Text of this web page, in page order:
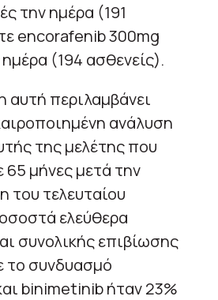
την ημέρα (191
encorafenib 300mg
(194 ασθενείς).
αυτή περιλαμβάνει
ανάλυση
της μελέτης που
65 μήνες μετά την
του τελευταίου
ελεύθερα
συνολικής επιβίωσης
το συνδυασμό
binimetinib ήταν 23%